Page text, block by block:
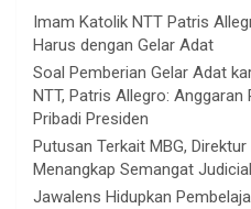
Imam Katolik NTT Patris
Harus dengan Gelar Adat
Soal Pemberian Gelar Adat
NTT, Patris Allegro: Anggaran
Pribadi Presiden
Putusan Terkait MBG,
Menangkap Semangat
Jawalens Hidupkan